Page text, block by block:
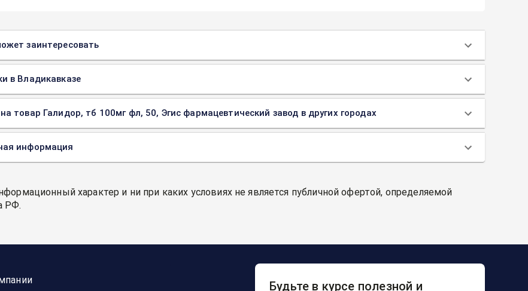
заинтересовать
в Владикавказе
товар Галидор, тб 100мг фл, 50, Эгис фармацевтический завод в других городах
информация
характер и ни при каких условиях не является публичной офертой, определяемой
РФ.
Будьте в курсе полезной и